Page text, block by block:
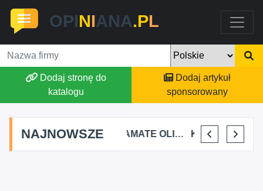
OPINIANA.PL
Dodaj stronę do
katalogu
Dodaj artykuł
sponsorowany
NAJNOWSZE
ALEKSANDRA BAKA AMATE OLIWIA KIRKIEWICZ